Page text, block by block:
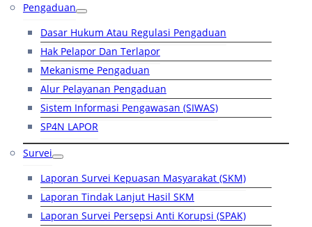
Pengaduan
Dasar Hukum Atau Regulasi Pengaduan
Hak Pelapor Dan Terlapor
Mekanisme Pengaduan
Alur Pelayanan Pengaduan
Sistem Informasi Pengawasan (SIWAS)
SP4N LAPOR
Survei
Laporan Survei Kepuasan Masyarakat (SKM)
Laporan Tindak Lanjut Hasil SKM
Laporan Survei Persepsi Anti Korupsi (SPAK)